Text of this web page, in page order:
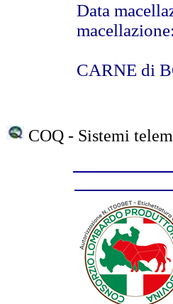
Data
macellazione:
CARNE di
COQ - Sistemi